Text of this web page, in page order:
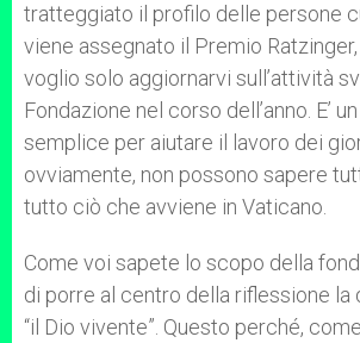
tratteggiato il profilo delle persone
viene assegnato il Premio
voglio solo aggiornarvi sull’attività
Fondazione nel corso dell’anno. E’
semplice per aiutare il lavoro dei
ovviamente, non possono sapere
tutto ciò che avviene in Vaticano.
Come voi sapete lo scopo della
di porre al centro della riflessione la
“il Dio vivente”. Questo perché,